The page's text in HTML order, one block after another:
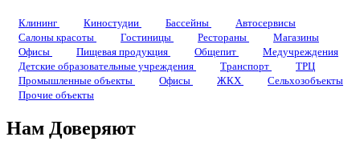
Клининг Киностудии Бассейны
Автосервисы
Салоны красоты
Гостиницы Рестораны
Магазины
Офисы
Пищевая продукция Общепит
Медучреждения
Детские образовательные учреждения
Транспорт
ТРЦ
Промышленные объекты
Офисы ЖКХ
Сельхозобъекты
Прочие объекты
Нам Доверяют